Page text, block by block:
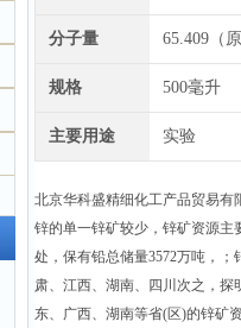
分子量 65.409（
规格 500毫升
主要用途 实验
北京华科盛精细化工产品贸易有
锌的单一锌矿较少，锌矿资源主
处，保有铅总储量3572万吨，
肃、江西、湖南、四川次之，探
东、广西、湖南等省(区)的锌矿